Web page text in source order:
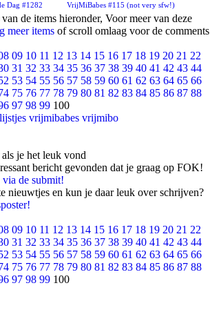
Dag #1282 VrijMiBabes #115 (not very sfw!)
de items hieronder, Voor meer van deze
meer items of scroll omlaag voor de comments
09 10 11 12 13 14 15 16 17 18 19 20 21 22
31 32 33 34 35 36 37 38 39 40 41 42 43 44
53 54 55 56 57 58 59 60 61 62 63 64 65 66
75 76 77 78 79 80 81 82 83 84 85 86 87 88
97 98 99 100
vrijmibabes vrijmibo
je het leuk vond
bericht gevonden dat je graag op FOK!
de submit!
nieuwtjes en kun je daar leuk over schrijven?
09 10 11 12 13 14 15 16 17 18 19 20 21 22
31 32 33 34 35 36 37 38 39 40 41 42 43 44
53 54 55 56 57 58 59 60 61 62 63 64 65 66
75 76 77 78 79 80 81 82 83 84 85 86 87 88
97 98 99 100